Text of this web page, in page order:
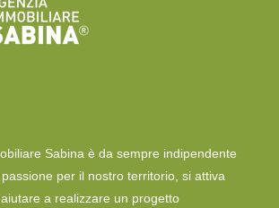
Sabina è da sempre indipendente
per il nostro territorio, si attiva
a realizzare un progetto